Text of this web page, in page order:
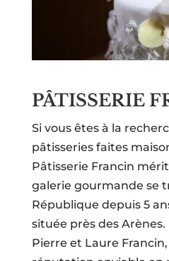
PÂTISSERIE
Si vous êtes à la
pâtisseries faites
Pâtisserie Francin
galerie gourmande se
République depuis 5
située près des
Pierre et Laure